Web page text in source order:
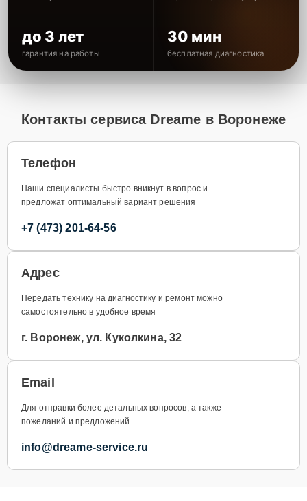
до 3 лет
гарантия на работы
30 мин
бесплатная диагностика
Контакты сервиса Dreame в Воронеже
Телефон
Наши специалисты быстро вникнут в вопрос и
предложат оптимальный вариант решения
+7 (473) 201-64-56
Адрес
Передать технику на диагностику и ремонт можно
самостоятельно в удобное время
г. Воронеж, ул. Куколкина, 32
Email
Для отправки более детальных вопросов, а также
пожеланий и предложений
info@dreame-service.ru